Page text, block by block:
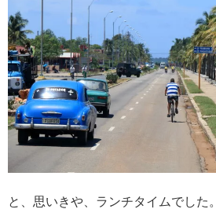
と、思いきや、ランチタイムでした。